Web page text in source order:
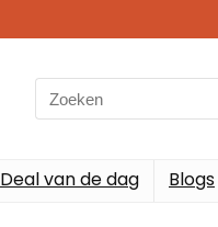
Search
for:
Deal van de dag Blogs